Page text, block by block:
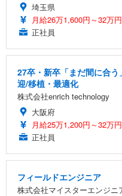
埼玉県
月給26万1,600円～32万円
正社員
27卒・新卒「まだ間に合
迎/移植・最適化
株式会社enrich technology
大阪府
月給25万1,200円～32万円
正社員
フィールドエンジニア
株式会社マイスターエンジニ